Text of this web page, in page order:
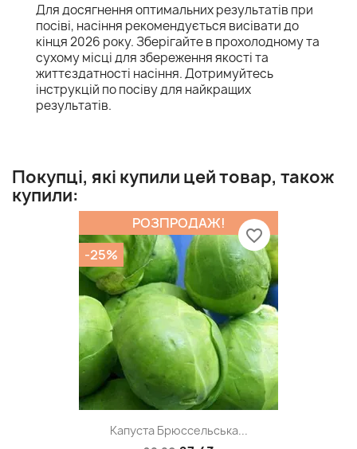
Для досягнення оптимальних результатів при
посіві, насіння рекомендується висівати до
кінця 2026 року. Зберігайте в прохолодному та
сухому місці для збереження якості та
життєздатності насіння. Дотримуйтесь
інструкцій по посіву для найкращих
результатів.
Покупці, які купили цей товар, також
купили:
Капуста Брюссельська...
РОЗПРОДАЖ!
-25%
favorite_border